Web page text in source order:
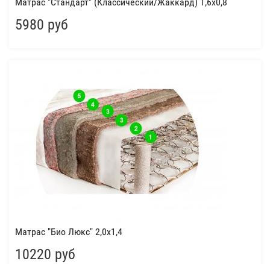
Матрас "Стандарт" (Классический/Жаккард) 1,6x0,8
5980 руб
Матрас "Био Люкс" 2,0x1,4
10220 руб